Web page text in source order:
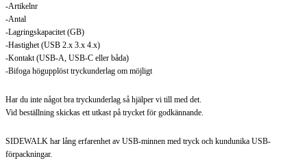
-Artikelnr
-Antal
-Lagringskapacitet (GB)
-Hastighet (USB 2.x 3.x 4.x)
-Kontakt (USB-A, USB-C eller båda)
-Bifoga högupplöst tryckunderlag om möjligt
Har du inte något bra tryckunderlag så hjälper vi till med det.
Vid beställning skickas ett utkast på trycket för godkännande.
SIDEWALK har lång erfarenhet av USB-minnen med tryck och kundunika USB-
förpackningar.